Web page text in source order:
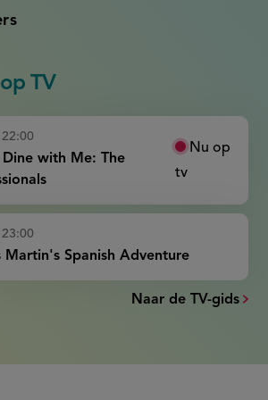
TV
Dine with Me: The
Nu op
tv
Martin's Spanish Adventure
Naar de TV-gids